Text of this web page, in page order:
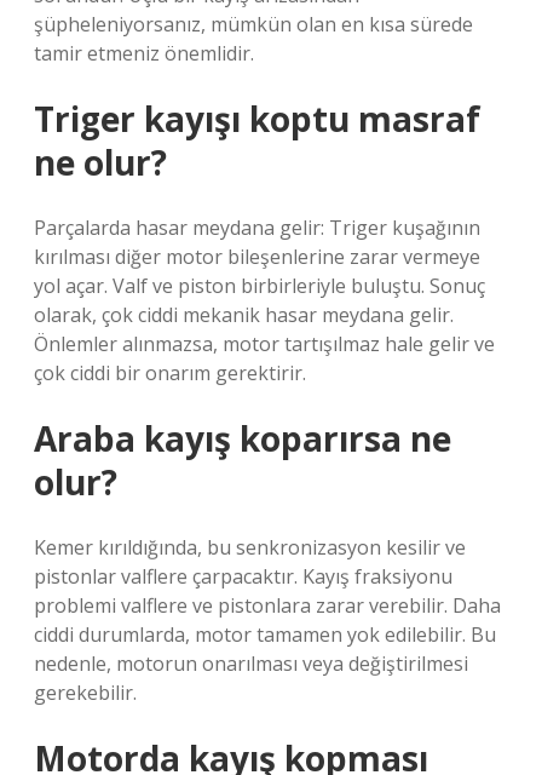
şüpheleniyorsanız, mümkün olan en kısa sürede
tamir etmeniz önemlidir.
Triger kayışı koptu masraf
ne olur?
Parçalarda hasar meydana gelir: Triger kuşağının
kırılması diğer motor bileşenlerine zarar vermeye
yol açar. Valf ve piston birbirleriyle buluştu. Sonuç
olarak, çok ciddi mekanik hasar meydana gelir.
Önlemler alınmazsa, motor tartışılmaz hale gelir ve
çok ciddi bir onarım gerektirir.
Araba kayış koparırsa ne
olur?
Kemer kırıldığında, bu senkronizasyon kesilir ve
pistonlar valflere çarpacaktır. Kayış fraksiyonu
problemi valflere ve pistonlara zarar verebilir. Daha
ciddi durumlarda, motor tamamen yok edilebilir. Bu
nedenle, motorun onarılması veya değiştirilmesi
gerekebilir.
Motorda kayış kopması